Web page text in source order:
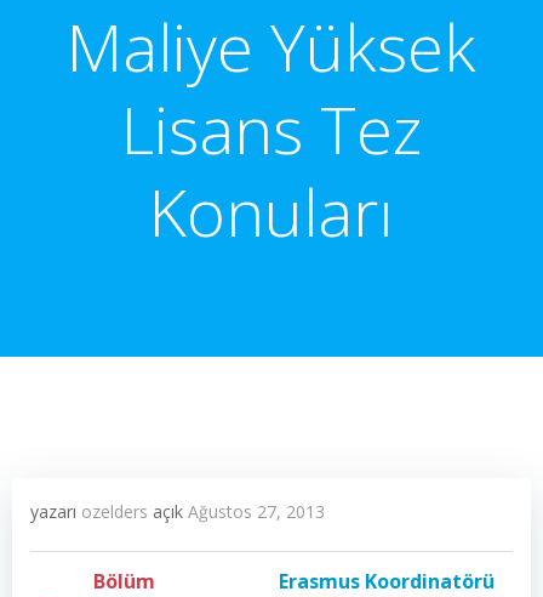
Maliye Yüksek
Lisans Tez
Konuları
yazarı ozelders açık Ağustos 27, 2013
Bölüm
Erasmus Koordinatörü